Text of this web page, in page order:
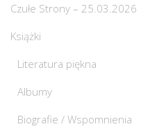
Czułe Strony – 25.03.2026
Książki
Literatura piękna
Albumy
Biografie / Wspomnienia